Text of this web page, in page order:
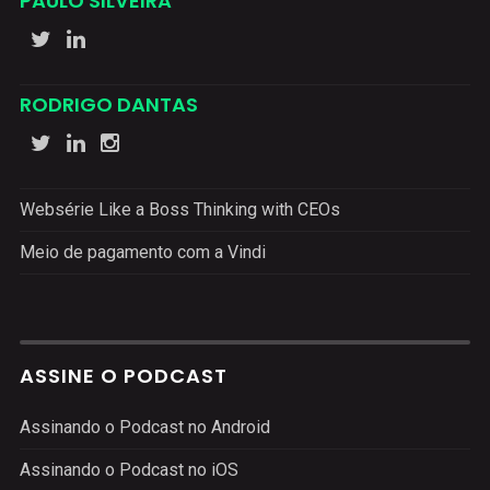
RODRIGO DANTAS
Websérie Like a Boss Thinking with CEOs
Meio de pagamento com a Vindi
ASSINE O PODCAST
Assinando o Podcast no Android
Assinando o Podcast no iOS